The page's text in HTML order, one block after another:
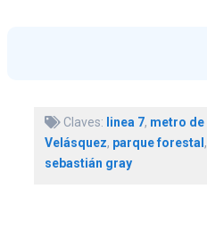
Claves: linea 7, metro
Velásquez, parque forestal ,
sebastián gray